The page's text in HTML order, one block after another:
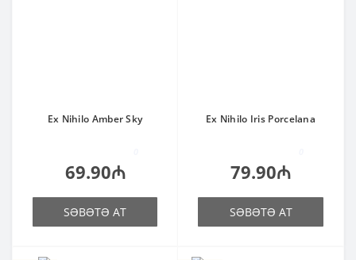
Ex Nihilo Amber Sky
69.90₼
SƏBƏTƏ AT
Ex Nihilo Iris Porcelana
79.90₼
SƏBƏTƏ AT